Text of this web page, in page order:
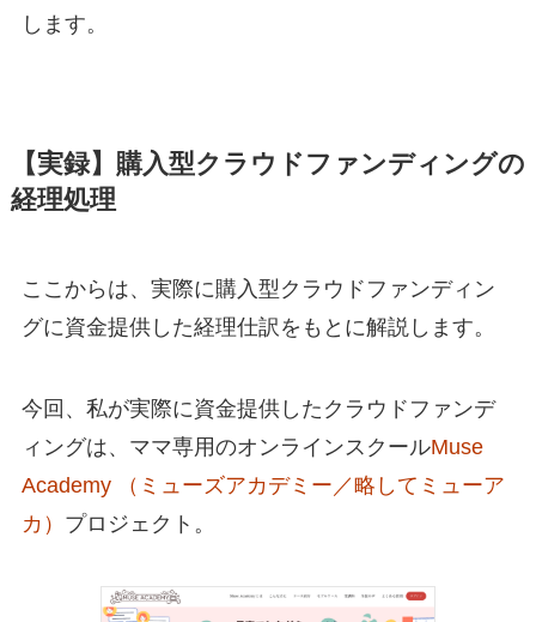
します。
【実録】購入型クラウドファンディングの
経理処理
ここからは、実際に購入型クラウドファンディン
グに資金提供した経理仕訳をもとに解説します。
今回、私が実際に資金提供したクラウドファンデ
ィングは、 ママ専用のオンラインスクールMuse
Academy （ミューズアカデミー／略してミューア
カ） プロジェクト。